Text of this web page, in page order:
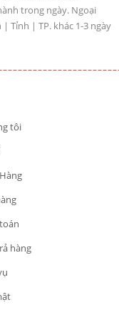
trong ngày. Ngoại
Tỉnh | TP. khác 1-3 ngày
tôi
hàng